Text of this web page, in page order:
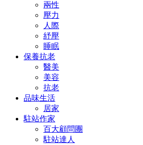
兩性
壓力
人際
紓壓
睡眠
保養抗老
醫美
美容
抗老
品味生活
居家
駐站作家
百大顧問團
駐站達人